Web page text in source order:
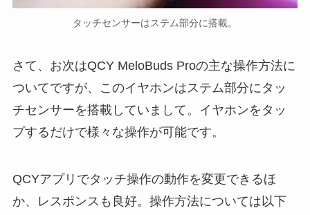
タッチセンサーはステム部分に搭載。
さて、お次はQCY MeloBuds Proの主な操作方法に
ついてですが、このイヤホンはステム部分にタッ
チセンサーを搭載していまして。イヤホンをタッ
プするだけで様々な操作が可能です。
QCYアプリでタッチ操作の動作を変更できるほ
か、レスポンスも良好。操作方法については以下